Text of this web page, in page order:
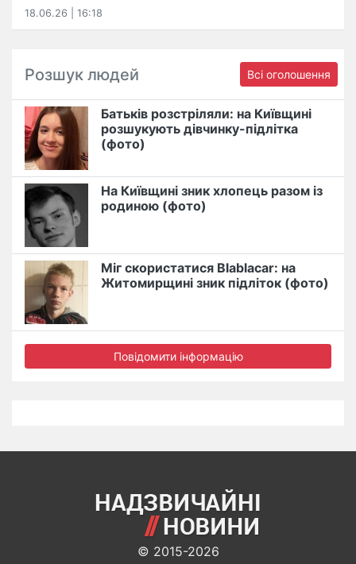
18.06.26 | 16:18
Розшук людей Всі оголошення
Батьків розстріляли: на Київщині
розшукують дівчинку-підлітка
(фото)
На Київщині зник хлопець разом із
родиною (фото)
Міг скористатися Blablacar: на
Житомирщині зник підліток (фото)
Повідомити інформацію
© 2015-2026